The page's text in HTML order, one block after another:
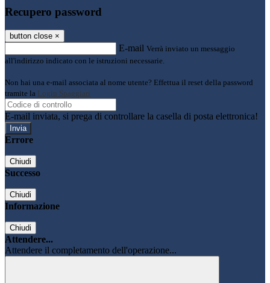
Recupero password
button close ×
E-mail Verrà inviato un messaggio
all'indirizzo indicato con le istruzioni necessarie.
Non hai una e-mail associata al nome utente? Effettua il reset della password
tramite la Login Spaggiari
E-mail inviata, si prega di controllare la casella di posta elettronica!
Errore
Chiudi
Successo
Chiudi
Informazione
Chiudi
Attendere...
Attendere il completamento dell'operazione...